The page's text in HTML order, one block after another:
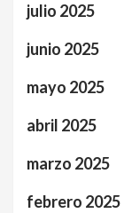
julio 2025
junio 2025
mayo 2025
abril 2025
marzo 2025
febrero 2025